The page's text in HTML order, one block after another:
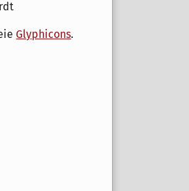
Glyphicons.